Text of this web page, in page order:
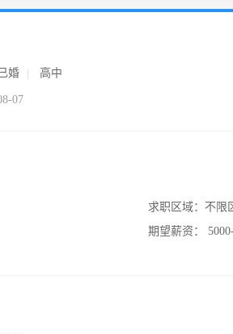
婚 高中
07
求职区域： 不限
期望薪资：